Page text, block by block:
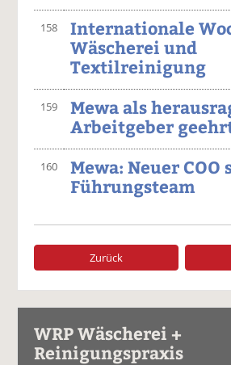
158
Internationale
Wäscherei und
Textilreinigung
159
Mewa als
Arbeitgeber
160
Mewa: Neuer COO
Führungsteam
Zurück
WRP Wäscherei +
Reinigungspraxis